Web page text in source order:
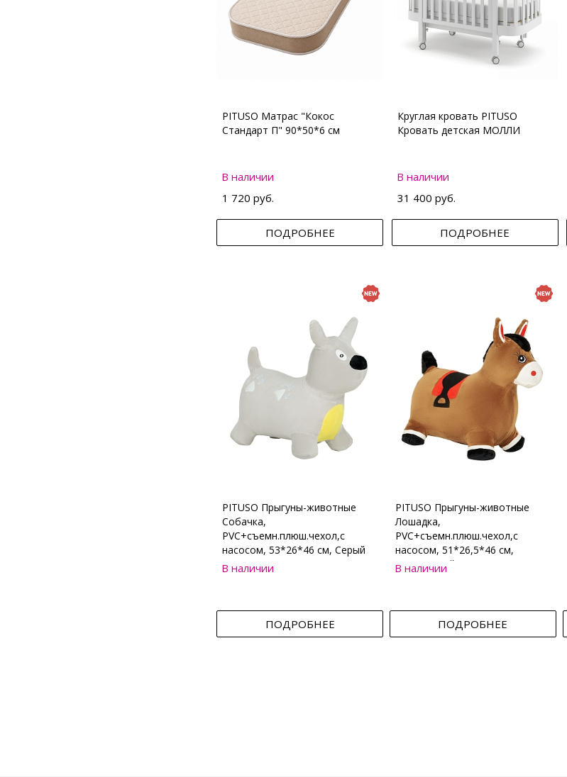
PITUSO Матрас "Кокос
Стандарт П" 90*50*6 см
В наличии
1 720 руб.
ПОДРОБНЕЕ
Круглая кровать PITUSO
Кровать детская МОЛЛИ
В наличии
31 400 руб.
ПОДРОБНЕЕ
PITUSO Прыгуны-животные
Собачка,
PVC+съемн.плюш.чехол,с
насосом, 53*26*46 см, Серый
В наличии
ПОДРОБНЕЕ
PITUSO Прыгуны-животные
Лошадка,
PVC+съемн.плюш.чехол,с
насосом, 51*26,5*46 см,
Коричневый
В наличии
ПОДРОБНЕЕ